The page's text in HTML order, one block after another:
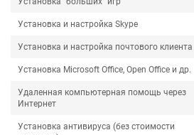
Установка и настройка Skype
Установка и настройка почтового клиента
Установка Microsoft Office, Open Office и др.
Удаленная компьютерная помощь через
Интернет
Установка антивируса (без стоимости